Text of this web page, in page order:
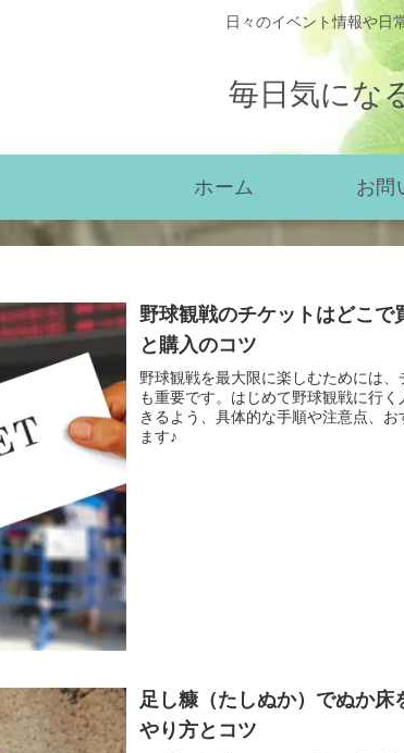
日々のイベント情報や日
毎日気にな
ホーム お問
野球観戦のチケットはどこで
と購入のコツ
野球観戦を最大限に楽しむためには
も重要です。はじめて野球観戦に行
きるよう、具体的な手順や注意点、
ます♪
足し糠（たしぬか）でぬか床
やり方とコツ